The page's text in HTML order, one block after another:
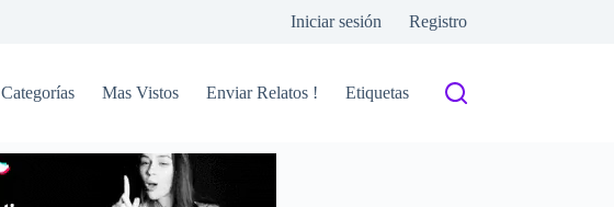
Iniciar sesión Registro
Categorías Mas Vistos Enviar Relatos ! Etiquetas